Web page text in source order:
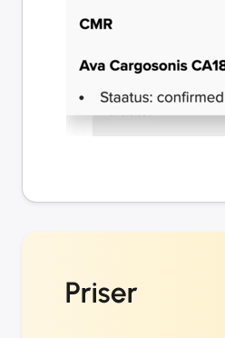
Priser